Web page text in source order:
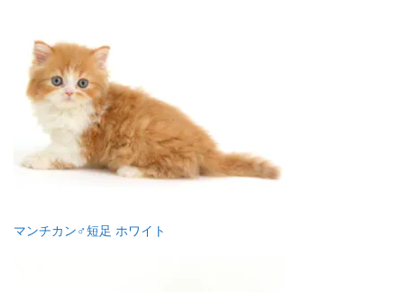
マンチカン♂短足 ホワイト